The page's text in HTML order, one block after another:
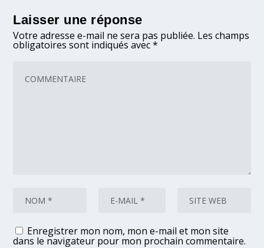
Laisser une réponse
Votre adresse e-mail ne sera pas publiée. Les champs
obligatoires sont indiqués avec*
Enregistrer mon nom, mon e-mail et mon site
dans le navigateur pour mon prochain commentaire.